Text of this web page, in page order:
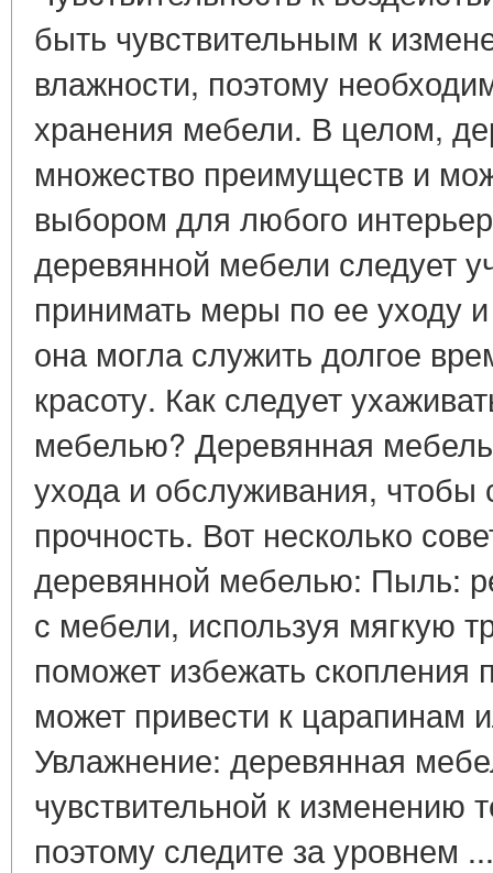
быть чувствительным к
влажности, поэтому
хранения мебели. В целом,
множество преимуществ и
выбором для любого
деревянной мебели следует
принимать меры по ее уходу
она могла служить долгое
красоту. Как следует
мебелью? Деревянная мебель
ухода и обслуживания, чтобы
прочность. Вот несколько
деревянной мебелью: Пыль:
с мебели, используя мягкую
поможет избежать скопления
может привести к царапинам
Увлажнение: деревянная
чувствительной к изменению
поэтому следите за уровнем